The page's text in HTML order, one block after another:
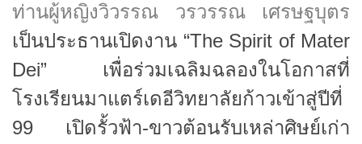
ท่านผู้หญิงวิวรรณ วรวรรณ เศรษฐบุตร
เป็นประธานเปิดงาน “The Spirit of Mater
Dei” เพื่อร่วมเฉลิมฉลองในโอกาสที่
โรงเรียนมาแตร์เดอีวิทยาลัยก้าวเข้าสู่ปีที่
99 เปิดรั้วฟ้า-ขาวต้อนรับเหล่าศิษย์เก่า